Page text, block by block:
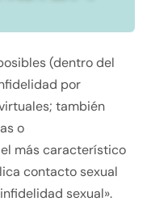
(dentro del
por
también
o
más característico
contacto sexual
sexual».